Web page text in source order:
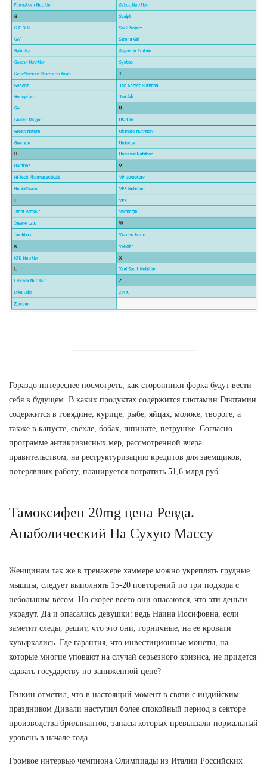
Гораздо интереснее посмотреть, как сторонники форка будут вести
себя в будущем. В каких продуктах содержится глютамин Глютамин
содержится в говядине, курице, рыбе, яйцах, молоке, твороге, а
также в капусте, свёкле, бобах, шпинате, петрушке. Согласно
программе антикризисных мер, рассмотренной вчера
правительством, на реструктуризацию кредитов для заемщиков,
потерявших работу, планируется потратить 51,6 млрд руб.
Тамоксифен 20mg цена Ревда.
Анаболический На Сухую Массу
Женщинам так же в тренажере хаммере можно укреплять грудные
мышцы, следует выполнять 15-20 повторений по три подхода с
небольшим весом. Но скорее всего они опасаются, что эти деньги
украдут. Да и опасались девушки: ведь Наина Иосифовна, если
заметит следы, решит, что это они, горничные, на ее кровати
кувыркались. Где гарантия, что инвестиционные монеты, на
которые многие уповают на случай серьезного кризиса, не придется
сдавать государству по заниженной цене?
Генкин отметил, что в настоящий момент в связи с индийским
праздником Дивали наступил более спокойный период в секторе
производства бриллиантов, запасы которых превышали нормальный
уровень в начале года.
Громкое интервью чемпиона Олимпиады из Италии Российских